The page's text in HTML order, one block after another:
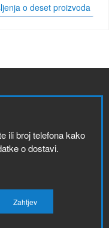
o deset proizvoda
ili broj telefona kako
o dostavi.